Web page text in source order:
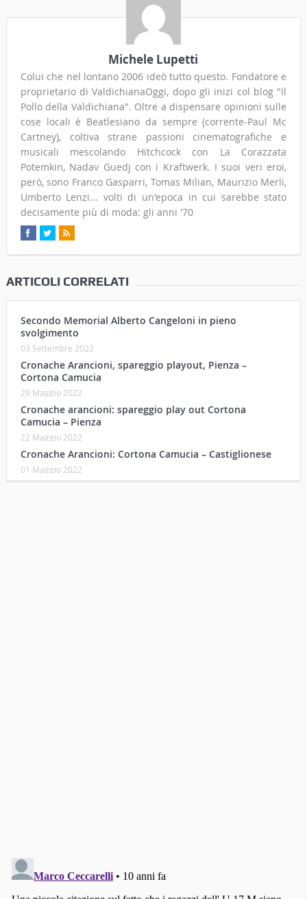
Michele Lupetti
Colui che nel lontano 2006 ideò tutto questo. Fondatore e
proprietario di ValdichianaOggi, dopo gli inizi col blog "Il
Pollo della Valdichiana". Oltre a dispensare opinioni sulle
cose locali è Beatlesiano da sempre (corrente-Paul Mc
Cartney), coltiva strane passioni cinematografiche e
musicali mescolando Hitchcock con La Corazzata
Potemkin, Nadav Guedj con i Kraftwerk. I suoi veri eroi,
però, sono Franco Gasparri, Tomas Milian, Maurizio Merli,
Umberto Lenzi... volti di un'epoca in cui sarebbe stato
decisamente più di moda: gli anni '70
ARTICOLI CORRELATI
Secondo Memorial Alberto Cangeloni in pieno
svolgimento
03 Settembre 2022
Cronache Arancioni, spareggio playout, Pienza –
Cortona Camucia
29 Maggio 2022
Cronache arancioni: spareggio play out Cortona
Camucia – Pienza
22 Maggio 2022
Cronache Arancioni: Cortona Camucia – Castiglionese
01 Maggio 2022